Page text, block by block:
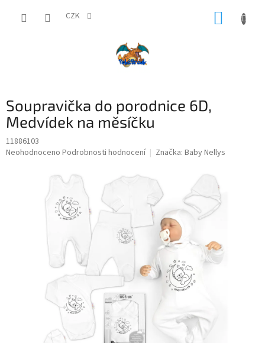
CZK
Soupravička do porodnice 6D,
Medvídek na měsíčku
11886103
Průměrné
Neohodnoceno Podrobnosti hodnocení Značka: Baby Nellys